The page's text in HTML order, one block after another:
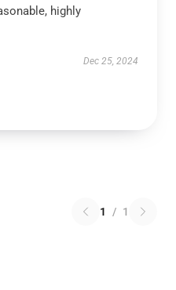
highly
Dec 25, 2024
1 / 1